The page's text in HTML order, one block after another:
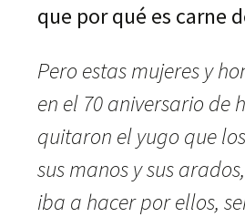
que por qué es carne
Pero estas mujeres y
en el 70 aniversario de
quitaron el yugo que
sus manos y sus
iba a hacer por ellos,